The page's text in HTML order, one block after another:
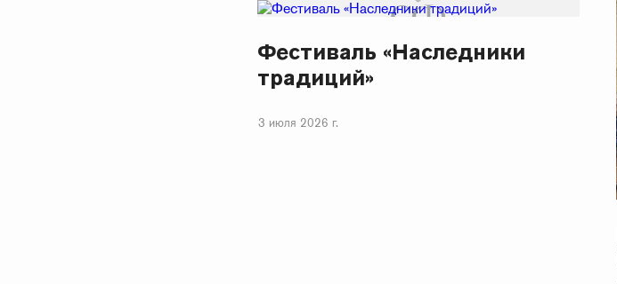
Фестиваль «Наследники
традиций»
3 июля 2026 г.